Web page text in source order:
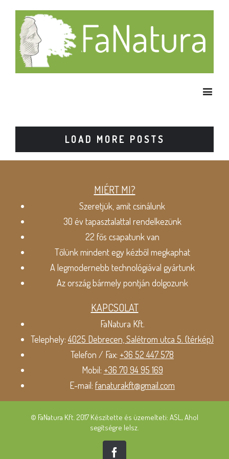
LOAD MORE POSTS
MIÉRT MI?
Szeretjük, amit csinálunk
30 év tapasztalattal rendelkezünk
22 fős csapatunk van
Tőlünk mindent egy kézből megkaphat
A legmodernebb technológiával gyártunk
Az ország bármely pontján dolgozunk
KAPCSOLAT
FaNatura Kft.
Telephely:4025 Debrecen, Salétrom utca 5. (térkép)
Telefon / Fax: +36 52 447 578
Mobil: +36 70 94 95 169
E-mail: fanaturakft@gmail.com
© FaNatura Kft. 2017 Készítette és üzemelteti: ASL, Ahol
segítségre lelsz.